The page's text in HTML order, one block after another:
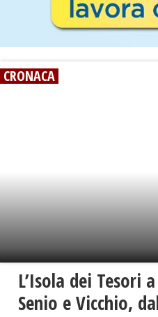
CRONACA
L’Isola dei Tesori
Senio e Vicchio,